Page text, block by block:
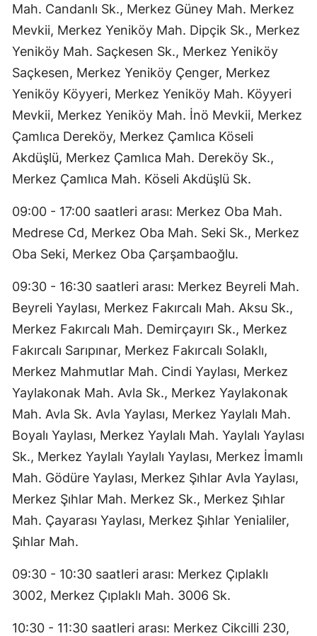
Mah. Candanlı Sk., Merkez Güney Mah. Merkez
Mevkii, Merkez Yeniköy Mah. Dipçik Sk., Merkez
Yeniköy Mah. Saçkesen Sk., Merkez Yeniköy
Saçkesen, Merkez Yeniköy Çenger, Merkez
Yeniköy Köyyeri, Merkez Yeniköy Mah. Köyyeri
Mevkii, Merkez Yeniköy Mah. İnö Mevkii, Merkez
Çamlıca Dereköy, Merkez Çamlıca Köseli
Akdüşlü, Merkez Çamlıca Mah. Dereköy Sk.,
Merkez Çamlıca Mah. Köseli Akdüşlü Sk.
09:00 - 17:00 saatleri arası: Merkez Oba Mah.
Medrese Cd, Merkez Oba Mah. Seki Sk., Merkez
Oba Seki, Merkez Oba Çarşambaoğlu.
09:30 - 16:30 saatleri arası: Merkez Beyreli Mah.
Beyreli Yaylası, Merkez Fakırcalı Mah. Aksu Sk.,
Merkez Fakırcalı Mah. Demirçayırı Sk., Merkez
Fakırcalı Sarıpınar, Merkez Fakırcalı Solaklı,
Merkez Mahmutlar Mah. Cindi Yaylası, Merkez
Yaylakonak Mah. Avla Sk., Merkez Yaylakonak
Mah. Avla Sk. Avla Yaylası, Merkez Yaylalı Mah.
Boyalı Yaylası, Merkez Yaylalı Mah. Yaylalı Yaylası
Sk., Merkez Yaylalı Yaylalı Yaylası, Merkez İmamlı
Mah. Gödüre Yaylası, Merkez Şıhlar Avla Yaylası,
Merkez Şıhlar Mah. Merkez Sk., Merkez Şıhlar
Mah. Çayarası Yaylası, Merkez Şıhlar Yenialiler,
Şıhlar Mah.
09:30 - 10:30 saatleri arası: Merkez Çıplaklı
3002, Merkez Çıplaklı Mah. 3006 Sk.
10:30 - 11:30 saatleri arası: Merkez Cikcilli 230,